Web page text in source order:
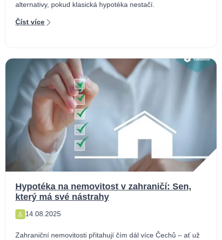
alternativy, pokud klasická hypotéka nestačí.
Číst více
Hypotéka na nemovitost v zahraničí: Sen,
který má své nástrahy
14.08.2025
Zahraniční nemovitosti přitahují čím dál více Čechů – ať už